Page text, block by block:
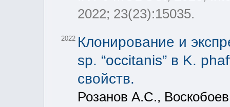
2022; 23(23):15035.
2022 Клонирование и
sp. “occitanis” в K.
свойств.
Розанов А.С.,